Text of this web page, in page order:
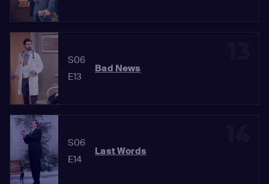
S06
E13
Bad News
S06
E14
Last Words